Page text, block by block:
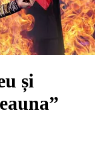
și